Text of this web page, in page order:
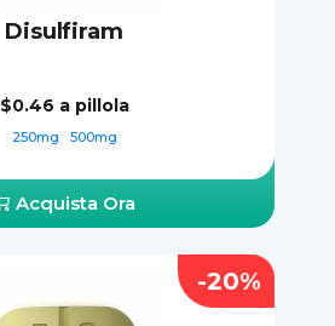
Disulfiram
$0.46 a pillola
250mg 500mg
Acquista Ora
-20%